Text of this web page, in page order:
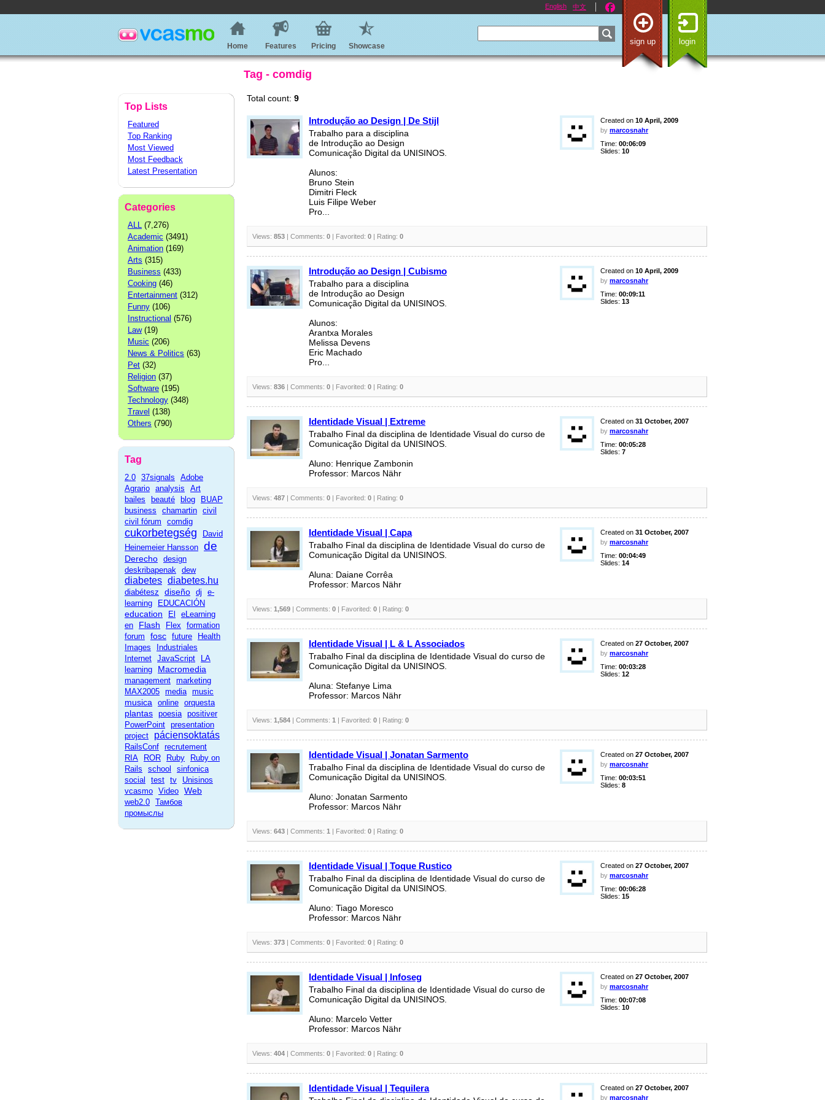
English 中文
sign up login
Home Features Pricing Showcase
Tag - comdig
Top Lists
Featured
Top Ranking
Most Viewed
Most Feedback
Latest Presentation
Categories
ALL (7,276)
Academic (3491)
Animation (169)
Arts (315)
Business (433)
Cooking (46)
Entertainment (312)
Funny (106)
Instructional (576)
Law(19)
Music (206)
News & Politics (63)
Pet (32)
Religion (37)
Software (195)
Technology (348)
Travel (138)
Others (790)
Tag
2.0 37signals
Adobe
Agrario analysis
Art
bailes
beauté blog
BUAP
business
chamartin civil
civil fórum
comdig
cukorbetegség
David
Heinemeier Hansson de
Derecho design
deskribapenak dew
diabetes diabetes.hu
diabétesz diseño dj
e-
learning
EDUCACIÓN
education El
eLearning
en
Flash Flex
formation
forum
fosc future
Health
Images
Industriales
Internet JavaScript
LA
learning
Macromedia
management marketing
MAX2005 media music
musica online orquesta
plantas poesia positiver
PowerPoint presentation
project
páciensoktatás
RailsConf recrutement
RIA
ROR Ruby
Ruby on
Rails
school
sinfonica
social
test tv
Unisinos
vcasmo Video Web
web2.0 Тамбов
промыслы
Total count: 9
Introdução ao Design | De Stijl
Trabalho para a disciplina
de Introdução ao Design
Comunicação Digital da UNISINOS.
Alunos:
Bruno Stein
Dimitri Fleck
Luis Filipe Weber
Pro...
Created on 10 April, 2009
by marcosnahr
Time: 00:06:09
Slides: 10
Views: 853 | Comments: 0 | Favorited: 0 | Rating: 0
Introdução ao Design | Cubismo
Trabalho para a disciplina
de Introdução ao Design
Comunicação Digital da UNISINOS.
Alunos:
Arantxa Morales
Melissa Devens
Eric Machado
Pro...
Created on 10 April, 2009
by marcosnahr
Time: 00:09:11
Slides: 13
Views: 836 | Comments: 0 | Favorited: 0 | Rating: 0
Identidade Visual | Extreme
Trabalho Final da disciplina de Identidade Visual do curso de
Comunicação Digital da UNISINOS.
Aluno: Henrique Zambonin
Professor: Marcos Nähr
Created on 31 October, 2007
by marcosnahr
Time: 00:05:28
Slides: 7
Views: 487 | Comments: 0 | Favorited: 0 | Rating: 0
Identidade Visual | Capa
Trabalho Final da disciplina de Identidade Visual do curso de
Comunicação Digital da UNISINOS.
Aluna: Daiane Corrêa
Professor: Marcos Nähr
Created on 31 October, 2007
by marcosnahr
Time: 00:04:49
Slides: 14
Views: 1,569 | Comments: 0 | Favorited: 0 | Rating: 0
Identidade Visual | L & L Associados
Trabalho Final da disciplina de Identidade Visual do curso de
Comunicação Digital da UNISINOS.
Aluna: Stefanye Lima
Professor: Marcos Nähr
Created on 27 October, 2007
by marcosnahr
Time: 00:03:28
Slides: 12
Views: 1,584 | Comments: 1 | Favorited: 0 | Rating: 0
Identidade Visual | Jonatan Sarmento
Trabalho Final da disciplina de Identidade Visual do curso de
Comunicação Digital da UNISINOS.
Aluno: Jonatan Sarmento
Professor: Marcos Nähr
Created on 27 October, 2007
by marcosnahr
Time: 00:03:51
Slides: 8
Views: 643 | Comments: 1 | Favorited: 0 | Rating: 0
Identidade Visual | Toque Rustico
Trabalho Final da disciplina de Identidade Visual do curso de
Comunicação Digital da UNISINOS.
Aluno: Tiago Moresco
Professor: Marcos Nähr
Created on 27 October, 2007
by marcosnahr
Time: 00:06:28
Slides: 15
Views: 373 | Comments: 0 | Favorited: 0 | Rating: 0
Identidade Visual | Infoseg
Trabalho Final da disciplina de Identidade Visual do curso de
Comunicação Digital da UNISINOS.
Aluno: Marcelo Vetter
Professor: Marcos Nähr
Created on 27 October, 2007
by marcosnahr
Time: 00:07:08
Slides: 10
Views: 404 | Comments: 0 | Favorited: 0 | Rating: 0
Identidade Visual | Tequilera Created on 27 October, 2007
by marcosnahr